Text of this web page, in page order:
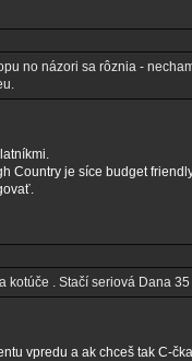
no názori sa rôznia -
Country je síce budget
kotúče . Stačí seriová Dana
vpredu a ak chceš tak C-